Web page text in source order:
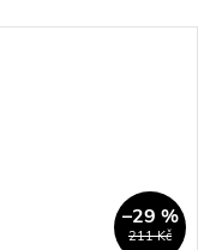
211 Kč
–29 %